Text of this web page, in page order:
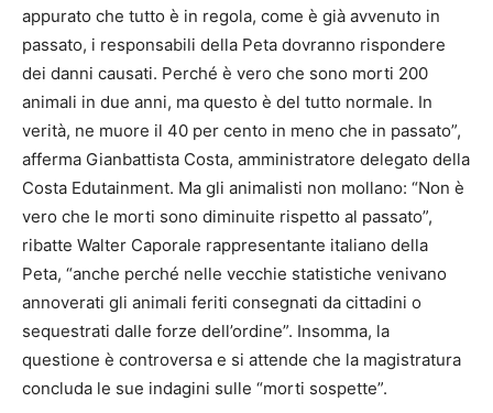
appurato che tutto è in regola, come è già avvenuto in
passato, i responsabili della Peta dovranno rispondere
dei danni causati. Perché è vero che sono morti 200
animali in due anni, ma questo è del tutto normale. In
verità, ne muore il 40 per cento in meno che in passato”,
afferma Gianbattista Costa, amministratore delegato della
Costa Edutainment. Ma gli animalisti non mollano: “Non è
vero che le morti sono diminuite rispetto al passato”,
ribatte Walter Caporale rappresentante italiano della
Peta, “anche perché nelle vecchie statistiche venivano
annoverati gli animali feriti consegnati da cittadini o
sequestrati dalle forze dell’ordine”. Insomma, la
questione è controversa e si attende che la magistratura
concluda le sue indagini sulle “morti sospette”.